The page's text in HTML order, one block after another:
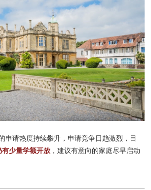
申请热度持续攀升，申请竞争日趋激烈，目
少量学额开放 ，建议有意向的家庭尽早启动